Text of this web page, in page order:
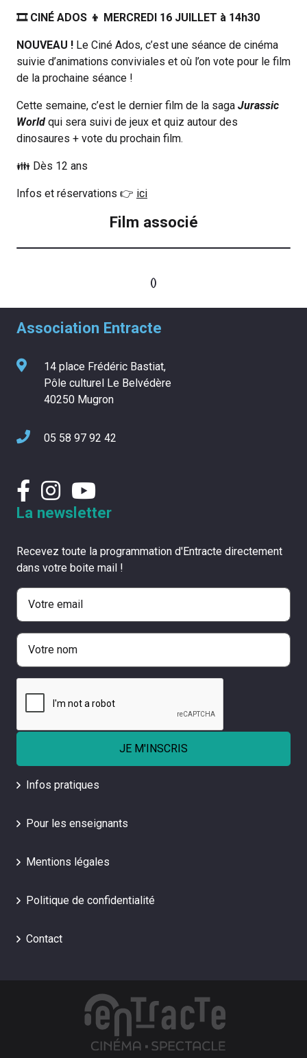
🎞 CINÉ ADOS 👦 MERCREDI 16 JUILLET à 14h30
NOUVEAU ! Le Ciné Ados, c’est une séance de cinéma
suivie d’animations conviviales et où l’on vote pour le film
de la prochaine séance !
Cette semaine, c’est le dernier film de la saga Jurassic
World qui sera suivi de jeux et quiz autour des
dinosaures + vote du prochain film.
👪 Dès 12 ans
Infos et réservations 👉 ici
Film associé
()
Association Entracte
14 place Frédéric Bastiat,
Pôle culturel Le Belvédère
40250 Mugron
05 58 97 92 42
La newsletter
Recevez toute la programmation d'Entracte directement
dans votre boite mail !
Infos pratiques
Pour les enseignants
Mentions légales
Politique de confidentialité
Contact